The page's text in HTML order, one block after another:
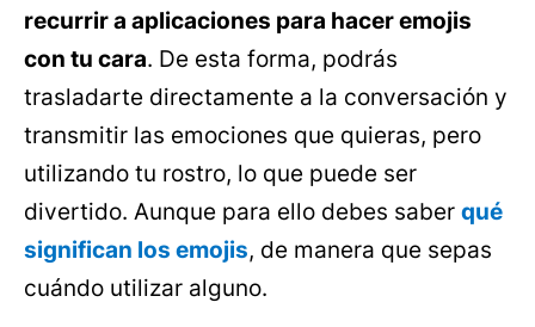
recurrir a aplicaciones para hacer emojis
con tu cara. De esta forma, podrás
trasladarte directamente a la conversación y
transmitir las emociones que quieras, pero
utilizando tu rostro, lo que puede ser
divertido. Aunque para ello debes saber qué
significan los emojis, de manera que sepas
cuándo utilizar alguno.